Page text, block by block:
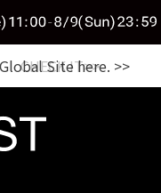
CHECK IT>>